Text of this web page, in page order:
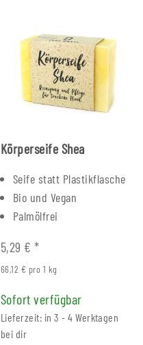
Körperseife Shea
Seife statt Plastikflasche
Bio und Vegan
Palmölfrei
5,29 €*
66,12 € pro 1 kg
Sofort verfügbar
Lieferzeit: in 3 - 4 Werktagen
bei dir